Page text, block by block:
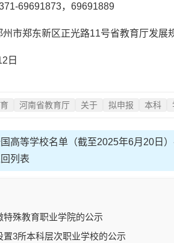
69691873，69691889
郑东新区正光路11号省教育厅发展
日
河南省教育厅 关于 拟申报 本科
高等学校名单（截至2025年6月20日
列表
特殊教育职业学院的公示
置3所本科层次职业学校的公示